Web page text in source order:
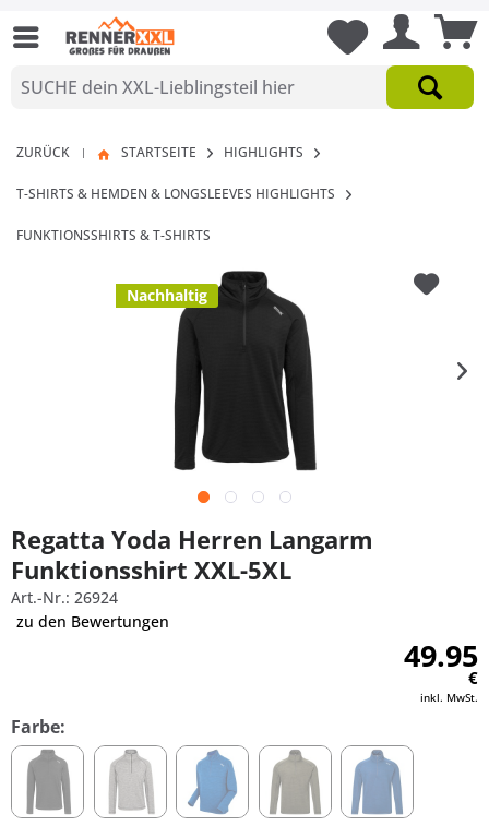
ZURÜCK | STARTSEITE HIGHLIGHTS
T-SHIRTS & HEMDEN & LONGSLEEVES HIGHLIGHTS
FUNKTIONSSHIRTS & T-SHIRTS
Nachhaltig
Regatta Yoda Herren Langarm
Funktionsshirt XXL-5XL
Art.-Nr.: 26924
zu den Bewertungen
49.95
€
inkl. MwSt.
Farbe: